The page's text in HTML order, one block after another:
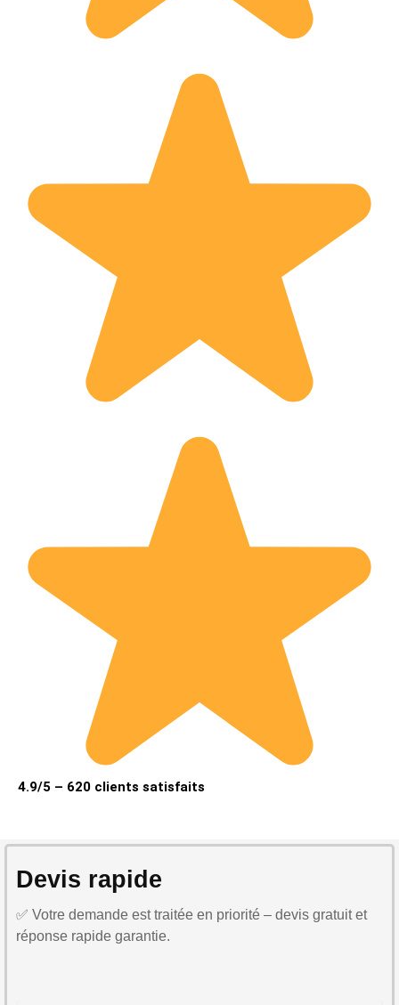
4.9/5 – 620 clients satisfaits
Devis rapide
✅ Votre demande est traitée en priorité – devis gratuit et
réponse rapide garantie.